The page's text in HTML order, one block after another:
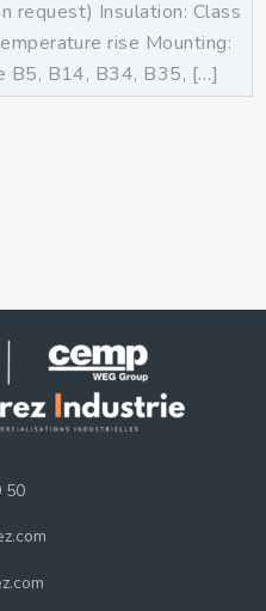
request) Insulation: Class
rise Mounting:
B5, B14, B34, B35, […]
50